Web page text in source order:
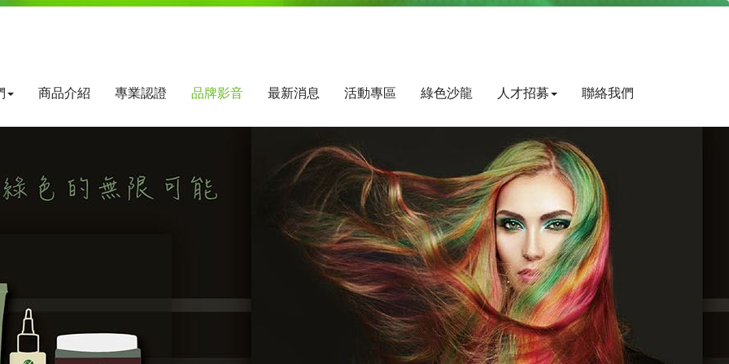
商品介紹 專業認證 品牌影音 最新消息 活動專區 綠色沙龍 人才招募 聯絡我們